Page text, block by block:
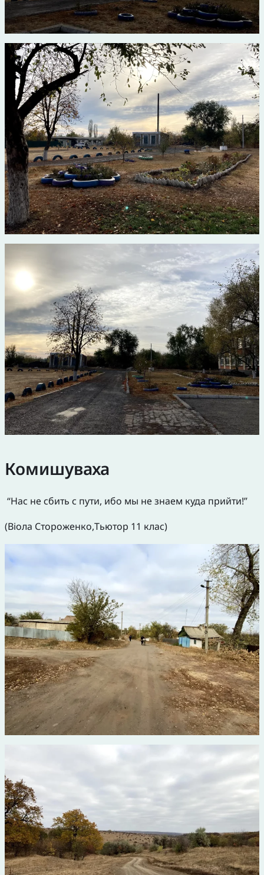
Комишуваха
“Нас не сбить с пути, ибо мы не знаем куда прийти!”
(Віола Стороженко,Тьютор 11 клас)